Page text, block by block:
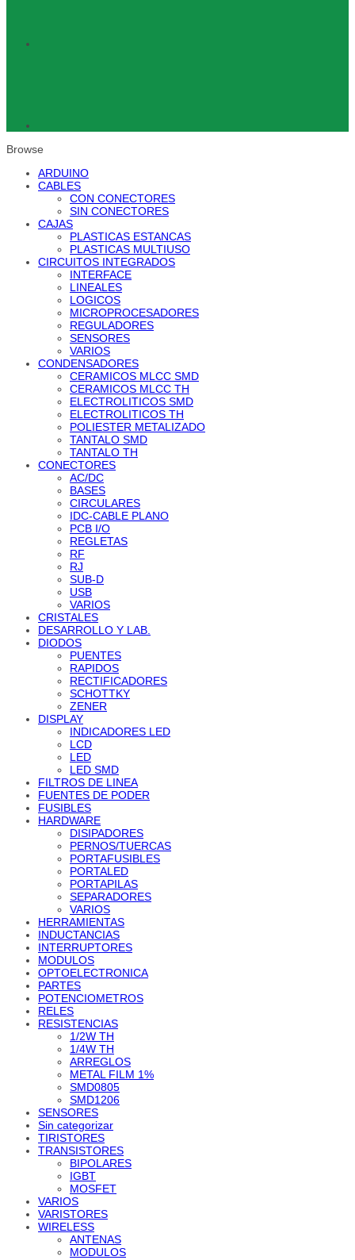
Browse
ARDUINO
CABLES
CON CONECTORES
SIN CONECTORES
CAJAS
PLASTICAS ESTANCAS
PLASTICAS MULTIUSO
CIRCUITOS INTEGRADOS
INTERFACE
LINEALES
LOGICOS
MICROPROCESADORES
REGULADORES
SENSORES
VARIOS
CONDENSADORES
CERAMICOS MLCC SMD
CERAMICOS MLCC TH
ELECTROLITICOS SMD
ELECTROLITICOS TH
POLIESTER METALIZADO
TANTALO SMD
TANTALO TH
CONECTORES
AC/DC
BASES
CIRCULARES
IDC-CABLE PLANO
PCB I/O
REGLETAS
RF
RJ
SUB-D
USB
VARIOS
CRISTALES
DESARROLLO Y LAB.
DIODOS
PUENTES
RAPIDOS
RECTIFICADORES
SCHOTTKY
ZENER
DISPLAY
INDICADORES LED
LCD
LED
LED SMD
FILTROS DE LINEA
FUENTES DE PODER
FUSIBLES
HARDWARE
DISIPADORES
PERNOS/TUERCAS
PORTAFUSIBLES
PORTALED
PORTAPILAS
SEPARADORES
VARIOS
HERRAMIENTAS
INDUCTANCIAS
INTERRUPTORES
MODULOS
OPTOELECTRONICA
PARTES
POTENCIOMETROS
RELES
RESISTENCIAS
1/2W TH
1/4W TH
ARREGLOS
METAL FILM 1%
SMD0805
SMD1206
SENSORES
Sin categorizar
TIRISTORES
TRANSISTORES
BIPOLARES
IGBT
MOSFET
VARIOS
VARISTORES
WIRELESS
ANTENAS
MODULOS